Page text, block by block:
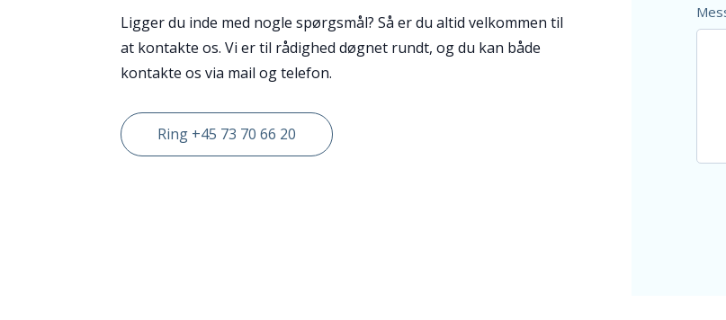
Ligger du inde med nogle spørgsmål? Så er du altid velkommen til
at kontakte os. Vi er til rådighed døgnet rundt, og du kan både
kontakte os via mail og telefon.
Ring +45 73 70 66 20